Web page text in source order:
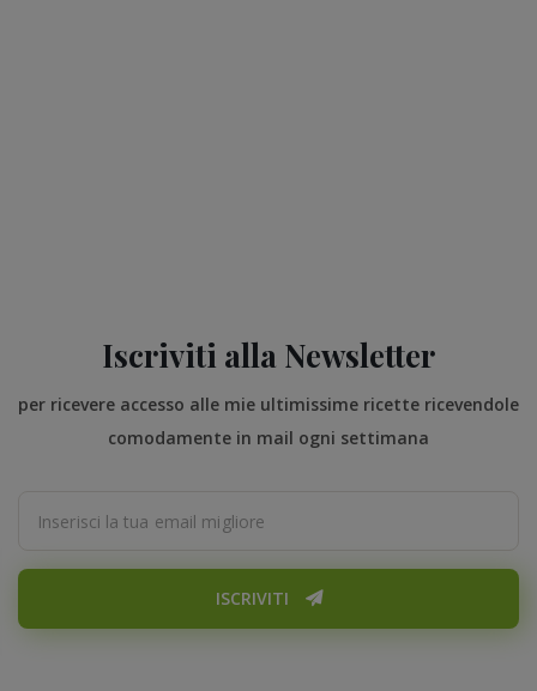
Iscriviti alla Newsletter
per ricevere accesso alle mie ultimissime ricette ricevendole
comodamente in mail ogni settimana
ISCRIVITI